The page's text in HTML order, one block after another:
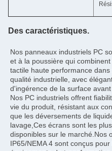
Des caractéristiques.
Nos panneaux industriels PC
et à la poussière qui
tactile haute performance
qualité industrielle, avec
d'ingérence de la surface avant
Nos PC industriels offrent
vie du produit, résistant aux
que les déversements de
lavage,Ces écrans sont les
disponibles sur le marché.Nos
IP65/NEMA 4 sont conçus